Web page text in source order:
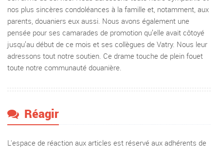
nos plus sincères condoléances à la famille et, notamment, aux
parents, douaniers eux aussi. Nous avons également une
pensée pour ses camarades de promotion qu’elle avait côtoyé
jusqu’au début de ce mois et ses collègues de Vatry. Nous leur
adressons tout notre soutien. Ce drame touche de plein fouet
toute notre communauté douanière.
Réagir
L'espace de réaction aux articles est réservé aux adhérents de